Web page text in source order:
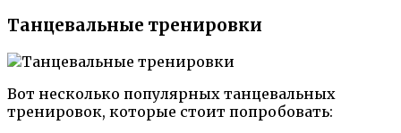
Танцевальные тренировки
Вот несколько популярных танцевальных
тренировок, которые стоит попробовать: